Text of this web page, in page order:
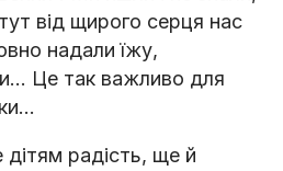
від щирого серця нас
надали їжу,
Це так важливо для
радість, ще й